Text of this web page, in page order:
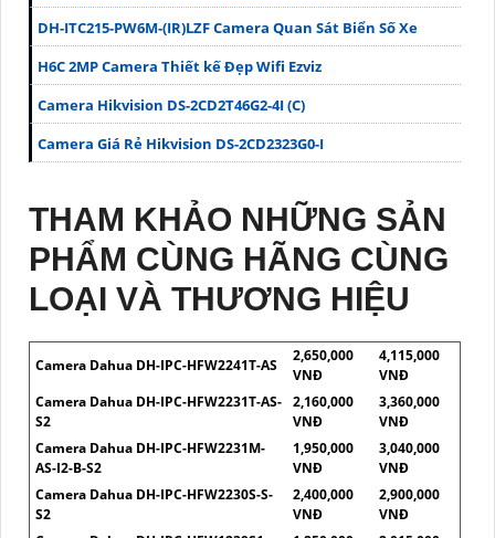
DH-ITC215-PW6M-(IR)LZF Camera Quan Sát Biển Số Xe
H6C 2MP Camera Thiết kế Đẹp Wifi Ezviz
Camera Hikvision DS-2CD2T46G2-4I (C)
Camera Giá Rẻ Hikvision DS-2CD2323G0-I
THAM KHẢO NHỮNG SẢN
PHẨM CÙNG HÃNG CÙNG
LOẠI VÀ THƯƠNG HIỆU
Camera Dahua DH-IPC-HFW2241T-AS
2,650,000
VNĐ
4,115,000
VNĐ
Camera Dahua DH-IPC-HFW2231T-AS-
S2
2,160,000
VNĐ
3,360,000
VNĐ
Camera Dahua DH-IPC-HFW2231M-
AS-I2-B-S2
1,950,000
VNĐ
3,040,000
VNĐ
Camera Dahua DH-IPC-HFW2230S-S-
S2
2,400,000
VNĐ
2,900,000
VNĐ